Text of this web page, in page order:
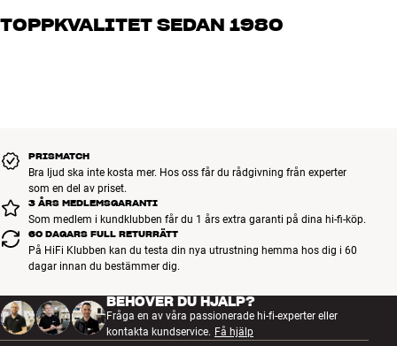
vad du drömmer om, så hjälper vi dig att hitta den lösning som
TOPPKVALITET SEDAN 1980
PRISMATCH
Bra ljud ska inte kosta mer. Hos oss får du rådgivning från experter
som en del av priset.
3 ÅRS MEDLEMSGARANTI
Som medlem i kundklubben får du 1 års extra garanti på dina hi-fi-köp.
60 DAGARS FULL RETURRÄTT
På HiFi Klubben kan du testa din nya utrustning hemma hos dig i 60
dagar innan du bestämmer dig.
BEHÖVER DU HJÄLP?
Fråga en av våra passionerade hi-fi-experter eller
kontakta kundservice. Få hjälp